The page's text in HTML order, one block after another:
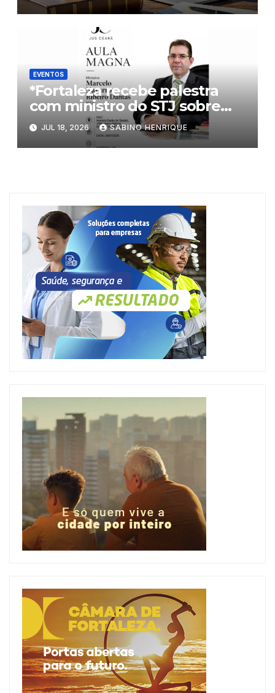
EVENTOS
*Fortaleza recebe palestra
com ministro do STJ sobre
inteligência artificial e
processo penal*
JUL 18, 2026 SABINO HENRIQUE